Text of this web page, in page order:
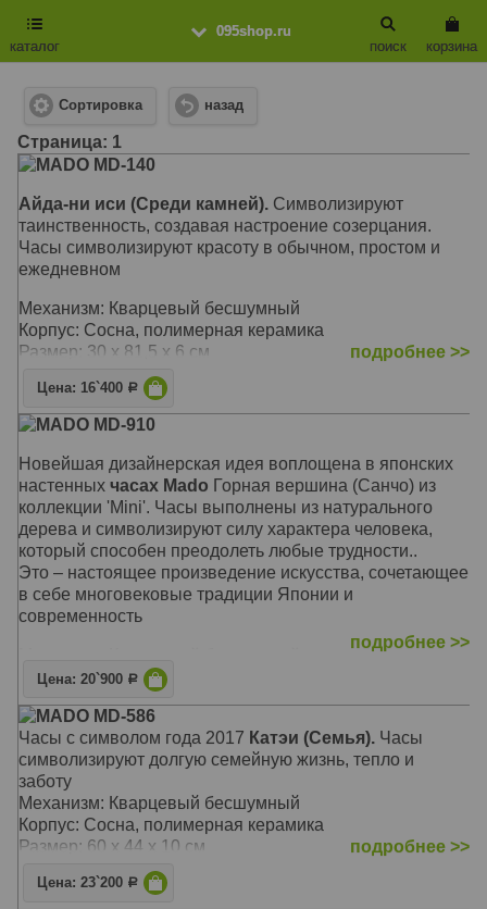
095shop.ru
каталог
корзина
поиск
Сортировка назад
Cтраница: 1
MADO MD-140
Айда-ни иси (Среди камней). Символизируют
таинственность, создавая настроение созерцания.
Часы символизируют красоту в обычном, простом и
ежедневном
Механизм: Кварцевый бесшумный
Корпус: Сосна, полимерная керамика
Размер: 30 х 81,5 х 6 см
подробнее >>
Цена: 16`400 Р
MADO MD-910
Новейшая дизайнерская идея воплощена в японских
настенных часах Mado Горная вершина (Санчо) из
коллекции 'Mini'. Часы выполнены из натурального
дерева и символизируют силу характера человека,
который способен преодолеть любые трудности..
Это – настоящее произведение искусства, сочетающее
в себе многовековые традиции Японии и
современность
Корпус: Дерево (Сосна), минеральное стекло
подробнее >>
Цена: 20`900 Р
MADO MD-586
Часы с символом года 2017 Катэи (Семья). Часы
символизируют долгую семейную жизнь, тепло и
заботу
Механизм: Кварцевый бесшумный
Корпус: Сосна, полимерная керамика
Размер: 60 х 44 х 10 см
подробнее >>
Цена: 23`200 Р